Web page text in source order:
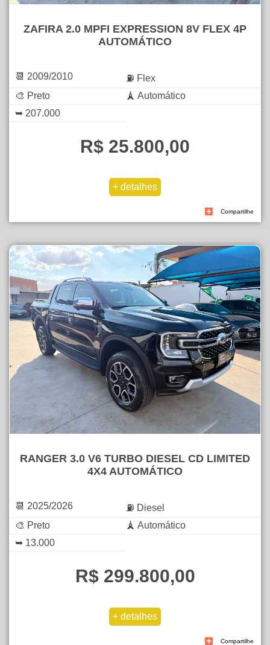
ZAFIRA 2.0 MPFI EXPRESSION 8V FLEX 4P
AUTOMÁTICO
📆 2009/2010
⛽ Flex
🎨 Preto
🗼 Automático
➥ 207.000
R$ 25.800,00
Compartilhe
RANGER 3.0 V6 TURBO DIESEL CD LIMITED
4X4 AUTOMÁTICO
📆 2025/2026
⛽ Diesel
🎨 Preto
🗼 Automático
➥ 13.000
R$ 299.800,00
Compartilhe